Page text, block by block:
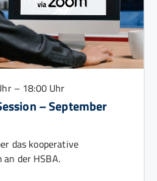
– 18:00 Uhr
– September
das kooperative
der HSBA.